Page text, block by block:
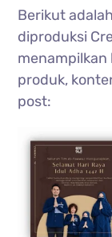
Berikut
diproduksi
produk,
post: